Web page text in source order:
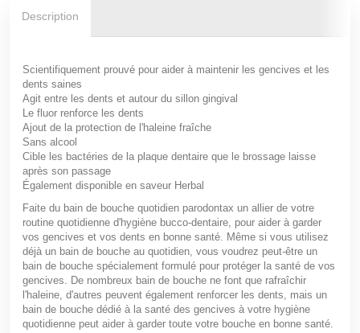
Description
Scientifiquement prouvé pour aider à maintenir les gencives et les
dents saines
Agit entre les dents et autour du sillon gingival
Le fluor renforce les dents
Ajout de la protection de l'haleine fraîche
Sans alcool
Cible les bactéries de la plaque dentaire que le brossage laisse
après son passage
Également disponible en saveur Herbal
Faite du bain de bouche quotidien parodontax un allier de votre
routine quotidienne d'hygiène bucco-dentaire, pour aider à garder
vos gencives et vos dents en bonne santé. Même si vous utilisez
déjà un bain de bouche au quotidien, vous voudrez peut-être un
bain de bouche spécialement formulé pour protéger la santé de vos
gencives. De nombreux bain de bouche ne font que rafraîchir
l'haleine, d'autres peuvent également renforcer les dents, mais un
bain de bouche dédié à la santé des gencives à votre hygiène
quotidienne peut aider à garder toute votre bouche en bonne santé.